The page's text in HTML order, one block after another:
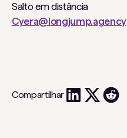
Salto em distância
Cyera@longjump.agency
Compartilhar